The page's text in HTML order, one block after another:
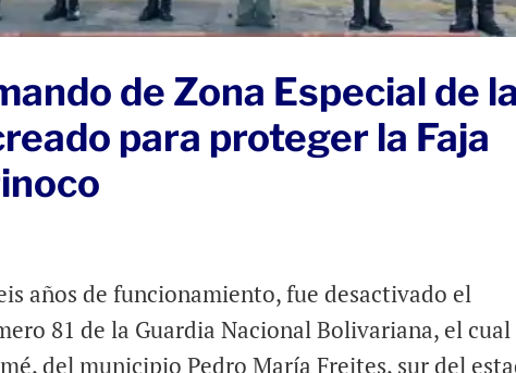
de Zona Especial de
para proteger la Faja
años de funcionamiento, fue desactivado el
81 de la Guardia Nacional Bolivariana, el cual
del municipio Pedro María Freites, sur del